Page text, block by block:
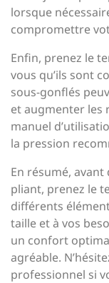
lorsque
compromettre
Enfin, prenez le
vous qu’ils sont
sous-gonflés
et augmenter les
manuel
la pression
En résumé,
pliant, prenez le
différents
taille et à vos
un confort
agréable.
professionnel si